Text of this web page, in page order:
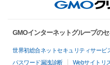
GMOインターネットグループの
世界初総合ネットセキュリティサービ
パスワード漏洩診断
Webサイトリ